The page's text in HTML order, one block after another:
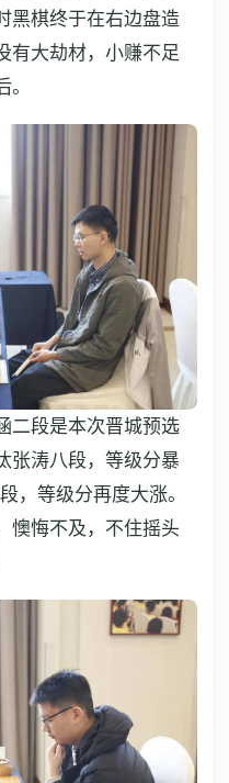
黑棋终于在右边盘造
有大劫材，小赚不足
二段是本次晋城预选
张涛八段，等级分暴
，等级分再度大涨。
懊悔不及，不住摇头